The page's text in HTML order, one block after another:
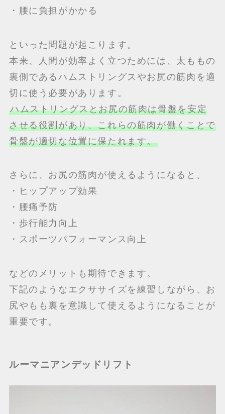
・腰に負担がかかる
といった問題が起こります。
本来、人間が効率よく立つためには、太ももの
裏側であるハムストリングスやお尻の筋肉を適
切に使う必要があります。
ハムストリングスとお尻の筋肉は骨盤を安定
させる役割があり、これらの筋肉が働くことで
骨盤が適切な位置に保たれます。
さらに、お尻の筋肉が使えるようになると、
・ヒップアップ効果
・腰痛予防
・歩行能力向上
・スポーツパフォーマンス向上
などのメリットも期待できます。
下記のようなエクササイズを練習しながら、お
尻やもも裏を意識して使えるようになることが
重要です。
ルーマニアンデッドリフト